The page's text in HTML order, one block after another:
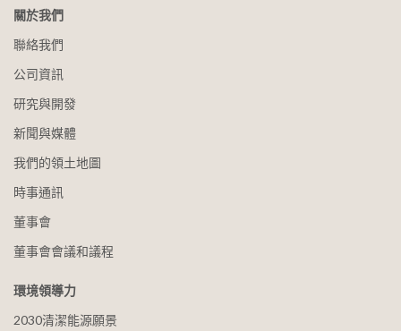
關於我們
聯絡我們
公司資訊
研究與開發
新聞與媒體
我們的領土地圖
時事通訊
董事會
董事會會議和議程
環境領導力
2030清潔能源願景